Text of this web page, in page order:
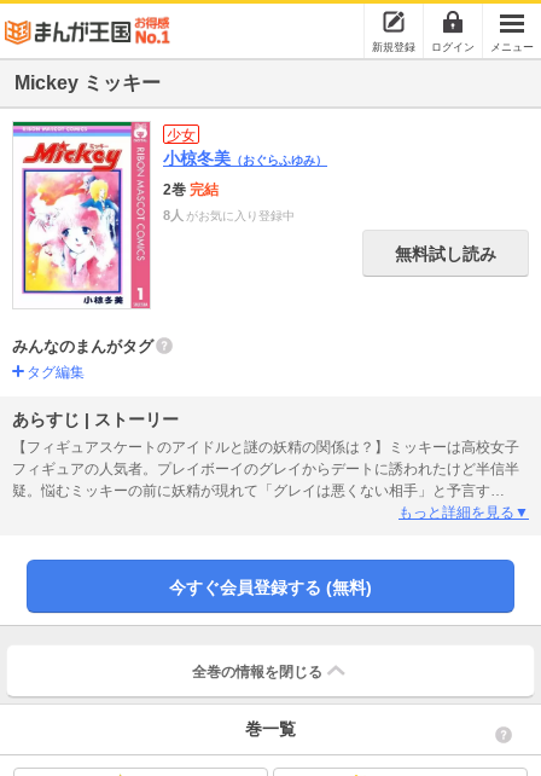
新規登録 ログイン メニュー
Mickey ミッキー
少女
小椋冬美 （おぐらふゆみ）
2巻 完結
8人 がお気に入り登録中
無料試し読み
みんなのまんがタグ
タグ編集
あらすじ | ストーリー
【フィギュアスケートのアイドルと謎の妖精の関係は？】ミッキーは高校女子
フィギュアの人気者。プレイボーイのグレイからデートに誘われたけど半信半
疑。悩むミッキーの前に妖精が現れて「グレイは悪くない相手」と予言す
もっと詳細を見る▼
今すぐ会員登録する (無料)
全巻の情報を 閉じる
巻一覧